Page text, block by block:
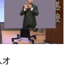
才